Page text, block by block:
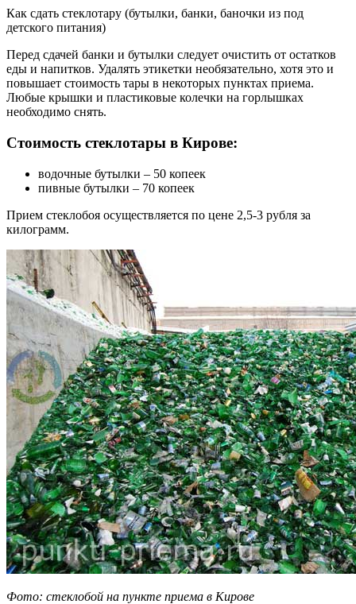
Как сдать стеклотару (бутылки, банки, баночки из под
детского питания)
Перед сдачей банки и бутылки следует очистить от остатков
еды и напитков. Удалять этикетки необязательно, хотя это и
повышает стоимость тары в некоторых пунктах приема.
Любые крышки и пластиковые колечки на горлышках
необходимо снять.
Стоимость стеклотары в Кирове:
водочные бутылки – 50 копеек
пивные бутылки – 70 копеек
Прием стеклобоя осуществляется по цене 2,5-3 рубля за
килограмм.
Фото: стеклобой на пункте приема в Кирове